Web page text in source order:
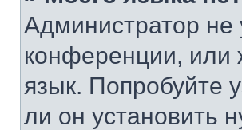
Администратор не
конференции, или
язык. Попробуйте
ли он установить